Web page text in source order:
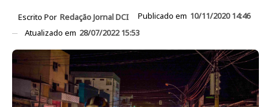
Escrito Por Redação Jornal DCI Publicado em 10/11/2020 14:46
Atualizado em 28/07/2022 15:53